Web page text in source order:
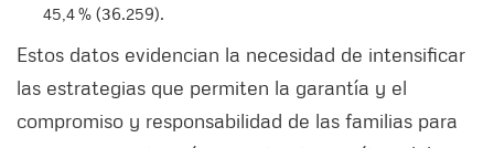
45,4 % (36.259).
Estos datos evidencian la necesidad de intensificar
las estrategias que permiten la garantía y el
compromiso y responsabilidad de las familias para